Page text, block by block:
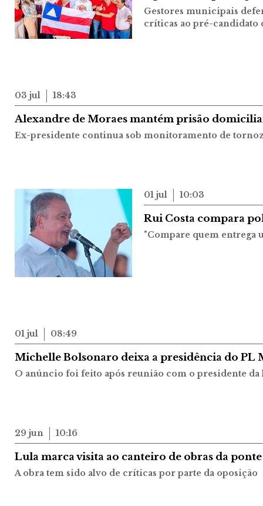
Gestores municipais
críticas ao pré-candidato
03 jul 18:43
Alexandre de Moraes mantém prisão
Ex-presidente continua sob monitoramento de
01 jul 10:03
Rui Costa compara
"Compare quem entrega
01 jul 08:49
Michelle Bolsonaro deixa a presidência do PL
O anúncio foi feito após reunião com o presidente da
29 jun 10:16
Lula marca visita ao canteiro de obras da
A obra tem sido alvo de críticas por parte da oposição